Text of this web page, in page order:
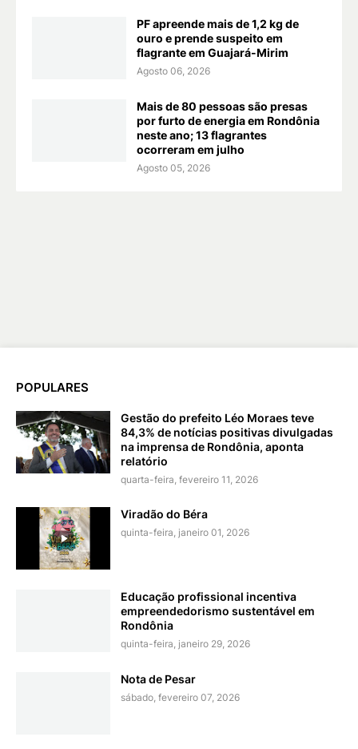
PF apreende mais de 1,2 kg de
ouro e prende suspeito em
flagrante em Guajará-Mirim
Agosto 06, 2026
Mais de 80 pessoas são presas
por furto de energia em Rondônia
neste ano; 13 flagrantes
ocorreram em julho
Agosto 05, 2026
POPULARES
Gestão do prefeito Léo Moraes teve
84,3% de notícias positivas divulgadas
na imprensa de Rondônia, aponta
relatório
quarta-feira, fevereiro 11, 2026
Viradão do Béra
quinta-feira, janeiro 01, 2026
Educação profissional incentiva
empreendedorismo sustentável em
Rondônia
quinta-feira, janeiro 29, 2026
Nota de Pesar
sábado, fevereiro 07, 2026